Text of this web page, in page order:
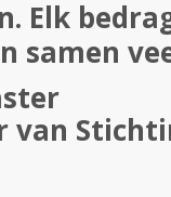
Elk
samen